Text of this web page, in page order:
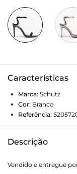
Características
Marca: Schutz
Cor: Branco
Referência:
Descrição
perfeito entre
Vendido e entregue